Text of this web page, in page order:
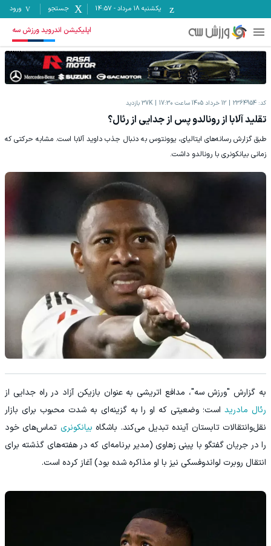
یکشنبه ۱۸ مرداد -
14:57 جستجو ورود
اپلیکیشن اندروید ورزش سه
کد: 2364954 12 خرداد 1405 ساعت 17:30 37K بازدید
تقلید آلابا از رونالدو پس از جدایی از رئال؟
طبق گزارش رسانه‌های ایتالیای، یوونتوس به دنبال جذب داوید آلابا است. مشابه حرکتی که
زمانی بیانکونری با رونالدو داشت.
به گزارش "ورزش سه"، مدافع اتریشی به عنوان بازیکن آزاد در راه جدایی از
رئال مادریداست؛ وضعیتی که او را به گزینه‌ای به شدت محبوب برای بازار
نقل‌وانتقالات تابستان آینده تبدیل می‌کند. باشگاه بیانکونری تماس‌های خود
را در جریان گفتگو با پینی زهاوی (مدیر برنامه‌ای که در هفته‌های گذشته برای
انتقال روبرت لواندوفسکی نیز با او مذاکره شده بود) آغاز کرده است.